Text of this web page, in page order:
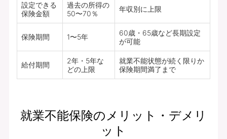
設定できる
保険金額
過去の所得の
50〜70％
年収別に上限
保険期間 1〜5年
60歳・65歳など長期設定
が可能
給付期間
2年・5年な
どの上限
就業不能状態が続く限りか
保険期間満了まで
就業不能保険のメリット・デメリ
ット